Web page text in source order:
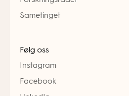
Sametinget
Følg oss
Instagram
Facebook